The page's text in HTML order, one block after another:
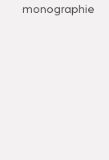
monographie